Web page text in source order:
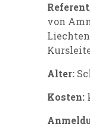
von
Alter:
Kosten: